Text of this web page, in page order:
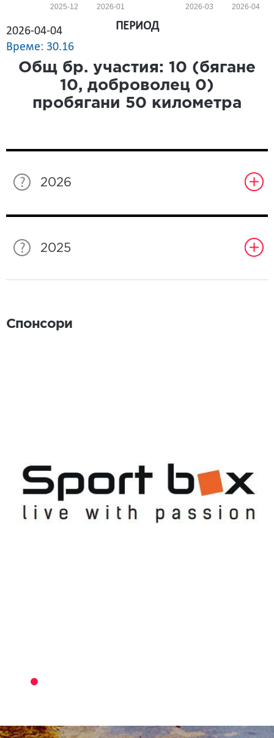
2026-04
2026-03
2026-01
2025-12
2026-04-04
Време: 30.16
ПЕРИОД
Общ бр. участия: 10 (бягане
10, доброволец 0)
пробягани 50 километра
2026
2025
Спонсори
5KM